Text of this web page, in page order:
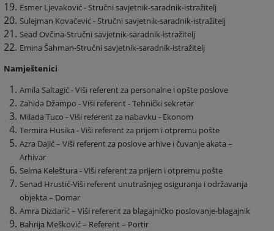
Esmer Ljevaković - Stručni savjetnik-saradnik-istražitelj
Sulejman Kovačević - Stručni savjetnik-saradnik-istražitelj
Sead Ovčina-Stručni savjetnik-saradnik-istražitelj
Emina Šahman-Stručni savjetnik-saradnik-istražitelj
Namještenici
Amila Saltagić - Viši referent za personalne i opšte poslove
Zahida Džampo - Viši referent - Tehnički sekretar
Milada Tuco - Viši referent za nabavku - Ekonom
Termira Husika - Viši referent za prijem i otpremu pošte
Azra Dajić – Viši referent za poslove arhive i čuvanje akata –
Arhivar
Selma Keleštura - Viši referent za prijem i otpremu pošte
Senad Hrustić-Viši referent unutrašnjeg osiguranja i održavanja
objekta – Domar
Amra Dizdarić – Viši referent za blagajničko poslovanje-blagajnik
Bahrija Mešković – Referent – Portir